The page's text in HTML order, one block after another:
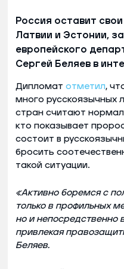
Россия оставит
Латвии и Эстонии,
европейского
Сергей Беляев в
Дипломат отметил,
много русскоязычных
стран считают
кто показывает
состоит в
бросить
такой ситуации.
«Активно боремся с
только в профильных
но и непосредственно
привлекая
Беляев.